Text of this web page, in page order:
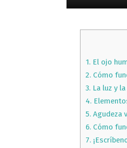
1. El ojo
2. Cómo
3. La luz y
4.
5. Agudeza
6. Cómo
7.